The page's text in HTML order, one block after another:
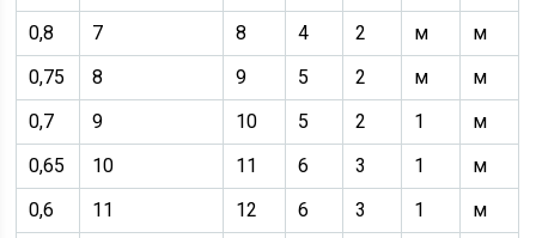
0,8
7 8 4 2 м
м
0,75
8 9 5 2 м
м
0,7
9 10 5 2 1
м
0,65
10 11 6 3 1
м
0,6
11 12 6 3 1
м